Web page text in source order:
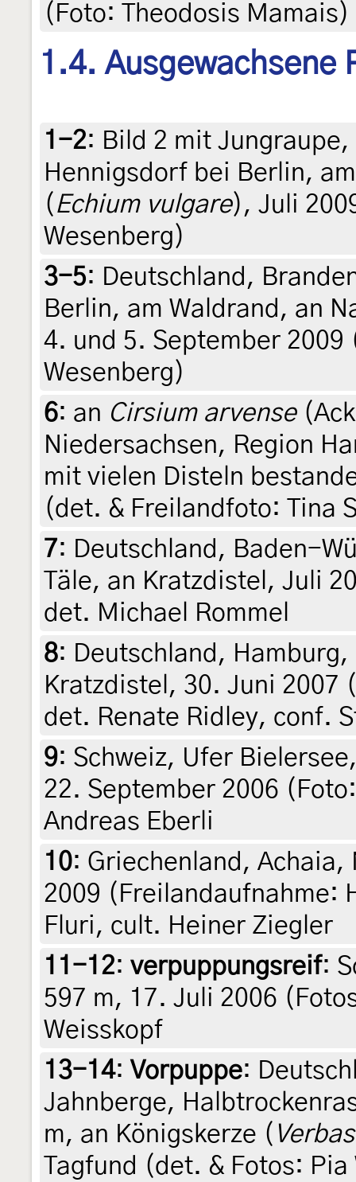
(Foto: Theodosis Mamais)
1.4. Ausgewachsene
1-2: Bild 2 mit
Hennigsdorf bei Berlin,
( Echium vulgare), Juli
Wesenberg)
3-5: Deutschland,
Berlin, am Waldrand, an
4. und 5. September
Wesenberg)
6: an Cirsium arvense
Niedersachsen, Region
mit vielen Disteln
(det. & Freilandfoto: Tina
7: Deutschland, Baden-
Täle, an Kratzdistel, Juli
det. Michael Rommel
8: Deutschland,
Kratzdistel, 30. Juni 2007
det. Renate Ridley, conf.
9: Schweiz, Ufer
22. September 2006
Andreas Eberli
10: Griechenland, Achaia,
2009 (Freilandaufnahme:
Fluri, cult. Heiner Ziegler
11-12: verpuppungsreif:
597 m, 17. Juli 2006
Weisskopf
13-14: Vorpuppe:
Jahnberge,
m, an Königskerze (
Tagfund (det. & Fotos: